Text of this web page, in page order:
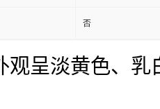
否
观呈淡黄色、乳